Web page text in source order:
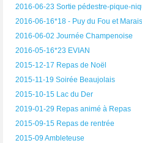
2016-06-23 Sortie pédestre-pique-
2016-06-16*18 - Puy du Fou et
2016-06-02 Journée Champenoise
2016-05-16*23 EVIAN
2015-12-17 Repas de Noël
2015-11-19 Soirée Beaujolais
2015-10-15 Lac du Der
2019-01-29 Repas animé à Repas
2015-09-15 Repas de rentrée
2015-09 Ambleteuse